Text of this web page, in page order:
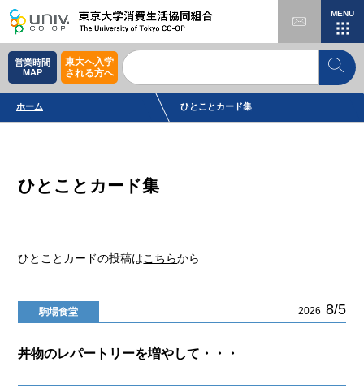
MENU
営業時間
MAP
東大へ入学
される方へ
ホーム ひとことカード集
ひとことカード集
ひとことカードの投稿はこちらから
駒場食堂 2026 8/5
丼物のレパートリーを増やして・・・